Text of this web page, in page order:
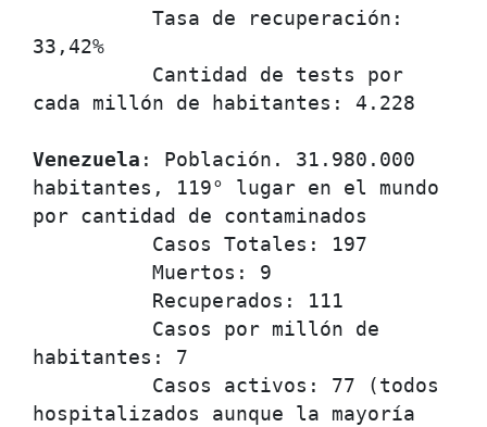
Tasa de recuperación:
33,42%
Cantidad de tests por
cada millón de habitantes: 4.228
Venezuela : Población. 31.980.000
habitantes, 119° lugar en el mundo
por cantidad de contaminados
Casos Totales: 197
Muertos: 9
Recuperados: 111
Casos por millón de
habitantes: 7
Casos activos: 77 (todos
hospitalizados aunque la mayoría